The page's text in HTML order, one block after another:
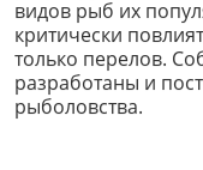
видов рыб их
критически
только перелов.
разработаны и
рыболовства.